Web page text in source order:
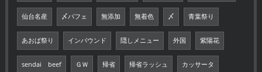
仙台名産 〆パフェ 無添加 無着色 〆 青葉祭り
あおば祭り インバウンド 隠しメニュー 外国 紫陽花
sendai beef ＧＷ 帰省 帰省ラッシュ カッサータ